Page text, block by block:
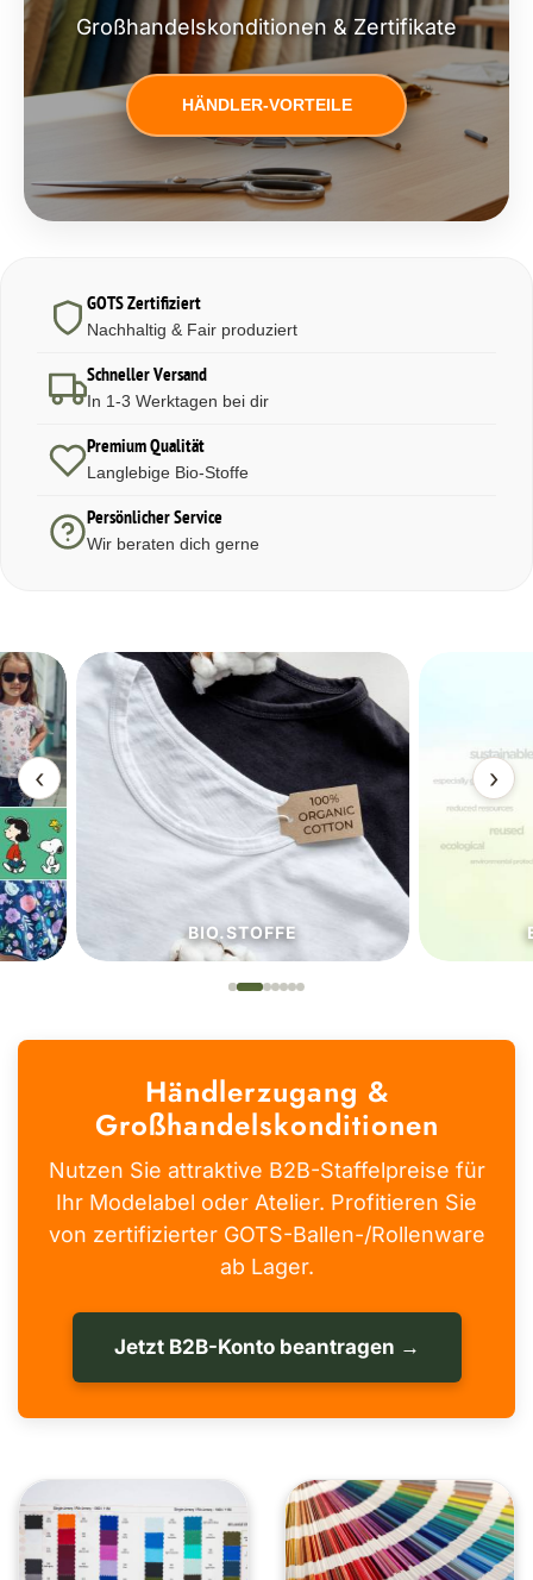
Großhandelskonditionen & Zertifikate
HÄNDLER-VORTEILE
GOTS Zertifiziert
Nachhaltig & Fair produziert
Schneller Versand
In 1-3 Werktagen bei dir
Premium Qualität
Langlebige Bio-Stoffe
Persönlicher Service
Wir beraten dich gerne
‹
BIO.STOFFE
›
Händlerzugang &
Großhandelskonditionen
Nutzen Sie attraktive B2B-Staffelpreise für
Ihr Modelabel oder Atelier. Profitieren Sie
von zertifizierter GOTS-Ballen-/Rollenware
ab Lager.
Jetzt B2B-Konto beantragen →